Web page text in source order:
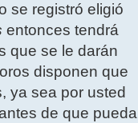
se registró eligió
entonces tendrá
que se le darán
disponen que
ya sea por usted
de que pueda